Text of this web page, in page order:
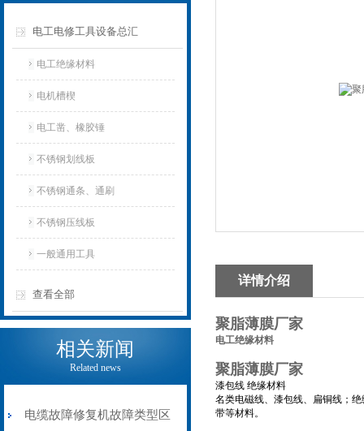
电工电修工具设备总汇
电工绝缘材料
电机槽楔
电工凿、橡胶锤
不锈钢划线板
不锈钢通条、通刷
不锈钢压线板
一般通用工具
查看全部
相关新闻
Related news
电缆故障修复机故障类型区
详情介绍
聚脂薄膜厂家
电工绝缘材料
聚脂薄膜厂家
漆包线 绝缘材料
名类电磁线、漆包线、扁铜线；
带等材料。